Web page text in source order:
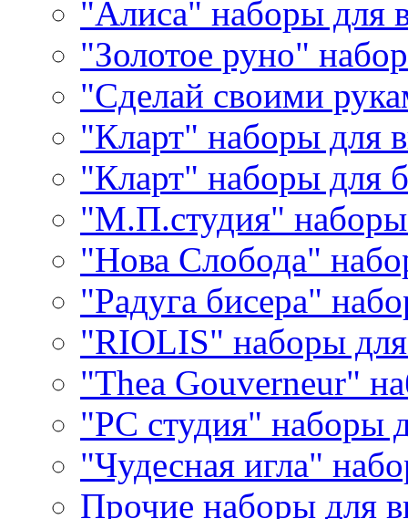
"Алиса" наборы для
"Золотое руно"
"Сделай своими
"Кларт" наборы для
"Кларт" наборы для
"М.П.студия"
"Нова Слобода"
"Радуга бисера"
"RIOLIS" наборы
"Thea Gouverneur"
"РС студия" наборы
"Чудесная игла"
Прочие наборы для